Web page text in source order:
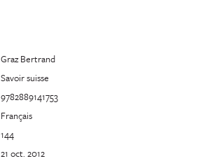
Graz Bertrand
Savoir suisse
9782889141753
Français
144
21 oct. 2012